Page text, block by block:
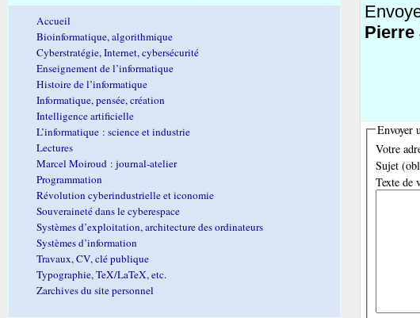
Pierre
Envoyer
Votre
Sujet
Texte de
Accueil
Bioinformatique, algorithmique
Cyberstratégie, Internet, cybersécurité
Enseignement de l’informatique
Histoire de l’informatique
Informatique, pensée, création
Intelligence artificielle
L’informatique : science et industrie
Lectures
Marcel Moiroud : journal-atelier
Programmation
Révolution cyberindustrielle et iconomie
Souveraineté dans le cyberespace
Systèmes d’exploitation, architecture des ordinateurs
Systèmes d’information
Travaux, CV, clé publique
Typographie, TeX/LaTeX, etc.
Zarchives du site personnel